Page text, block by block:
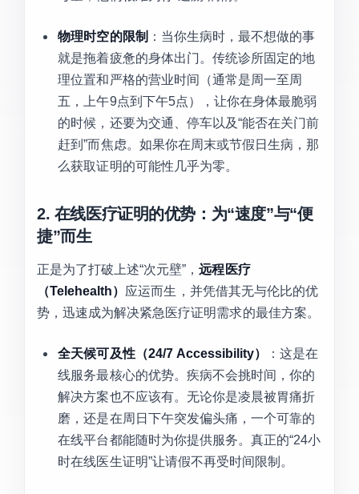
物理时空的限制 ：当你生病时，最不想做的事
就是拖着疲惫的身体出门。传统诊所固定的地
理位置和严格的营业时间（通常是周一至周
五，上午9点到下午5点），让你在身体最脆弱
的时候，还要为交通、停车以及“能否在关门前
赶到”而焦虑。如果你在周末或节假日生病，那
么获取证明的可能性几乎为零。
2. 在线医疗证明的优势：为“速度”与“便
捷”而生
正是为了打破上述“次元壁”，远程医疗
（Telehealth） 应运而生，并凭借其无与伦比的优
势，迅速成为解决紧急医疗证明需求的最佳方案。
全天候可及性（24/7 Accessibility）
：这是在
线服务最核心的优势。疾病不会挑时间，你的
解决方案也不应该有。无论你是凌晨被胃痛折
磨，还是在周日下午突发偏头痛，一个可靠的
在线平台都能随时为你提供服务。真正的“24小
时在线医生证明”让请假不再受时间限制。